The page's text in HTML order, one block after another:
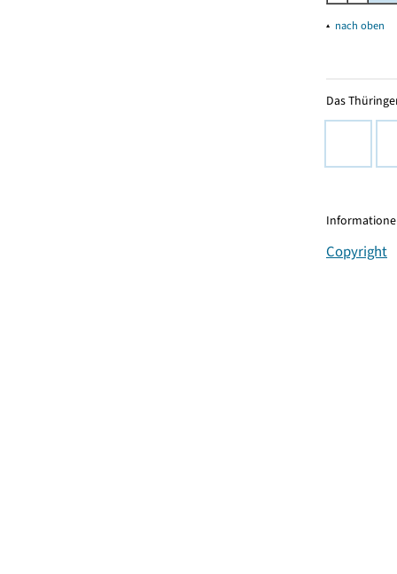
▴ nach oben
Das
Copyright